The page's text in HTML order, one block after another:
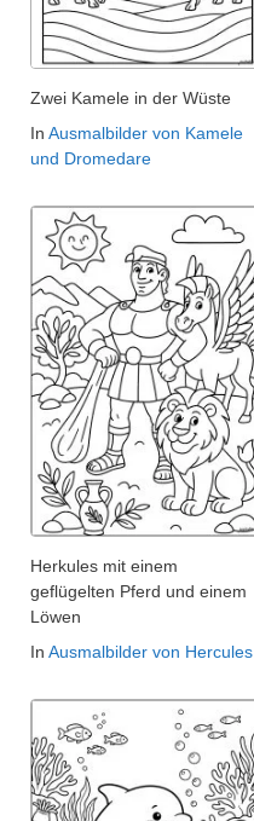
Zwei Kamele in der Wüste
In Ausmalbilder von Kamele
und Dromedare
Herkules mit einem
geflügelten Pferd und einem
Löwen
In Ausmalbilder von Hercules